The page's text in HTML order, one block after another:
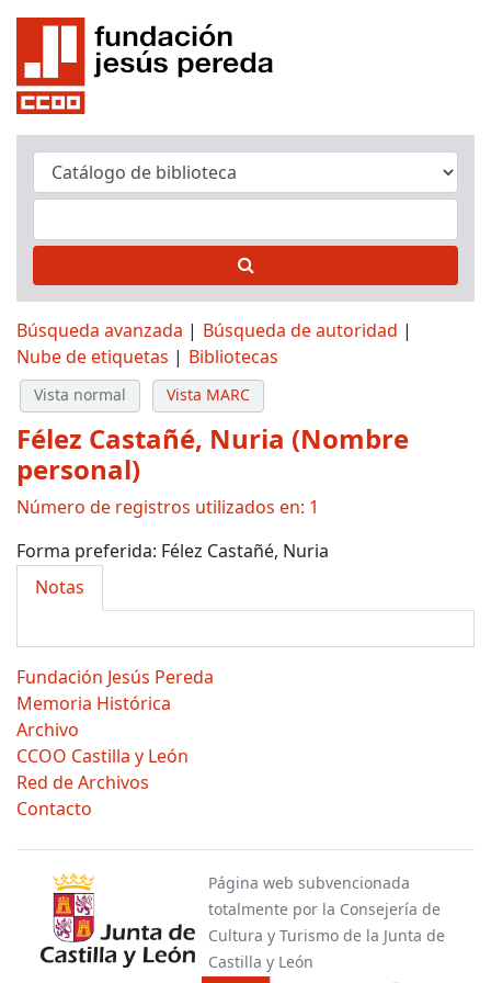
Búsqueda avanzada
Búsqueda de autoridad
Nube de etiquetas
Bibliotecas
Fundación Jesús Pereda
Memoria Histórica
Archivo
CCOO Castilla y León
Red de Archivos
Contacto
Vista normal Vista MARC
Félez Castañé, Nuria (Nombre
personal)
Número de registros utilizados en: 1
Forma preferida: Félez Castañé, Nuria
Notas
Página web subvencionada
totalmente por la Consejería de
Cultura y Turismo de la Junta de
Castilla y León